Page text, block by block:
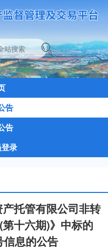
告
告
录
托管有限公司非转
十六期)》中标的
信息的公告